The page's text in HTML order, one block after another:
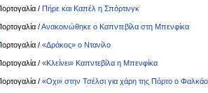
/ Πήρε και Καπέλ η Σπόρτινγκ
/Ανακοινώθηκε ο Καπντεβίλα στη Μπενφίκα
/ «Δράκος» ο Ντανίλο
/ «Κλείνει» Καπντεβίλα η Μπενφίκα
/ «Οχι» στην Τσέλσι για χάρη της Πόρτο ο